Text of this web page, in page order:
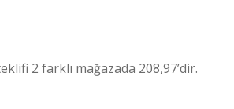
2 farklı mağazada 208,97’dir.